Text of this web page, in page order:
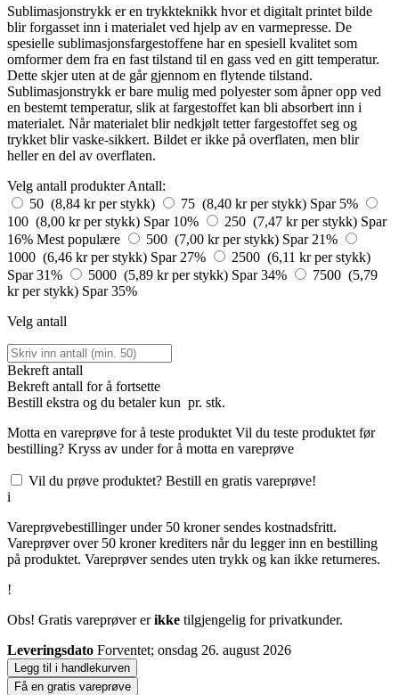
Sublimasjonstrykk er en trykkteknikk hvor et digitalt printet bilde
blir forgasset inn i materialet ved hjelp av en varmepresse. De
spesielle sublimasjonsfargestoffene har en spesiell kvalitet som
omformer dem fra en fast tilstand til en gass ved en gitt temperatur.
Dette skjer uten at de går gjennom en flytende tilstand.
Sublimasjonstrykk er bare mulig med polyester som åpner opp ved
en bestemt temperatur, slik at fargestoffet kan bli absorbert inn i
materialet. Når materialet blir nedkjølt tetter fargestoffet seg og
trykket blir vaske-sikkert. Bildet er ikke på overflaten, men blir
heller en del av overflaten.
Velg antall produkter Antall:
50 (8,84 kr per stykk)
75 (8,40 kr per stykk) Spar 5%
100 (8,00 kr per stykk) Spar 10% 250 (7,47 kr per stykk) Spar
16% Mest populære 500 (7,00 kr per stykk) Spar 21%
1000 (6,46 kr per stykk) Spar 27%
2500 (6,11 kr per stykk)
Spar 31%
5000 (5,89 kr per stykk) Spar 34%
7500 (5,79
kr per stykk) Spar 35%
Velg antall
Bekreft antall
Bekreft antall for å fortsette
Bestill ekstra og du betaler kun pr. stk.
Motta en vareprøve for å teste produktet Vil du teste produktet før
bestilling? Kryss av under for å motta en vareprøve
Vil du prøve produktet? Bestill en gratis vareprøve!
i
Vareprøvebestillinger under 50 kroner sendes kostnadsfritt.
Vareprøver over 50 kroner krediters når du legger inn en bestilling
på produktet. Vareprøver sendes uten trykk og kan ikke returneres.
!
Obs! Gratis vareprøver erikke tilgjengelig for privatkunder.
Leveringsdato Forventet; onsdag 26. august 2026
Legg til i handlekurven
Få en gratis vareprøve